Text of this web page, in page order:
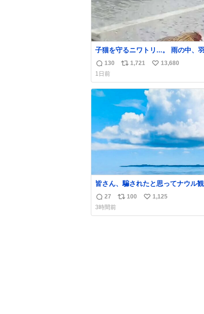
子猫を守るニワトリ...。 雨の中、羽の中に子
猫を入れて守る姿に感動した！！
超える！
返
信
数
130
リ
ス
ト
数
1,721
い
ね
数
13,680
1日前
皆さん、騙されたと思ってナウル
ォローしてみてください。たまに海
かわけわからん画像が流れてくるだ
に何も起こりません。
返
信
27
リ
100
い
1,125
3時間前